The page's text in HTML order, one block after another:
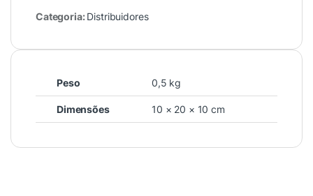
Categoria:Distribuidores
Peso 0,5 kg
Dimensões 10 × 20 × 10 cm